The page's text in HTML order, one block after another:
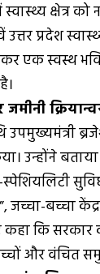
स्वास्थ्य क्षेत्र
प्रदेश
एक स्वस्थ
जमीनी
उन्होंने
जच्चा-बच्चा
कहा कि
और वंचित